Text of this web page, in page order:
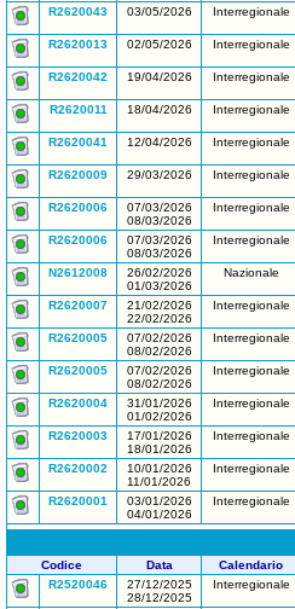
R2620043
03/05/2026 Interregionale
R2620013
02/05/2026 Interregionale
R2620042
19/04/2026 Interregionale
R2620011
18/04/2026 Interregionale
R2620041
12/04/2026 Interregionale
R2620009
29/03/2026 Interregionale
R2620006
07/03/2026
08/03/2026
Interregionale
R2620006
07/03/2026
08/03/2026
Interregionale
N2612008
26/02/2026
01/03/2026
Nazionale
R2620007
21/02/2026
22/02/2026
Interregionale
R2620005
07/02/2026
08/02/2026
Interregionale
R2620005
07/02/2026
08/02/2026
Interregionale
R2620004
31/01/2026
01/02/2026
Interregionale
R2620003
17/01/2026
18/01/2026
Interregionale
R2620002
10/01/2026
11/01/2026
Interregionale
R2620001
03/01/2026
04/01/2026
Interregionale
Codice Data Calendario
R2520046
27/12/2025
28/12/2025
Interregionale